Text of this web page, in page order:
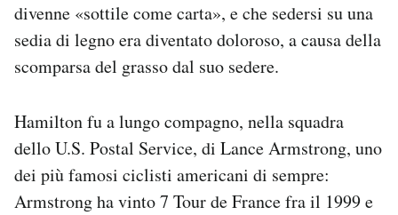
divenne «sottile come carta», e che sedersi su una
sedia di legno era diventato doloroso, a causa della
scomparsa del grasso dal suo sedere.
Hamilton fu a lungo compagno, nella squadra
dello U.S. Postal Service, di Lance Armstrong, uno
dei più famosi ciclisti americani di sempre:
Armstrong ha vinto 7 Tour de France fra il 1999 e